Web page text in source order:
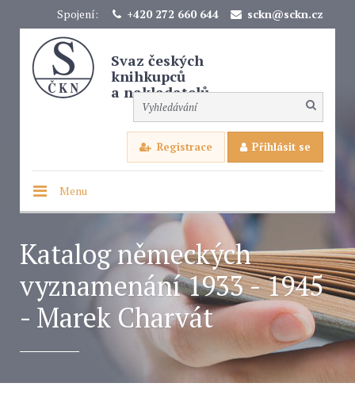
Spojení: +420 272 660 644 sckn@sckn.cz
Svaz českých
knihkupců
a nakladatelů
Registrace Přihlásit se
Menu
Katalog německých
vyznamenání 1933 - 1945
- Marek Charvát